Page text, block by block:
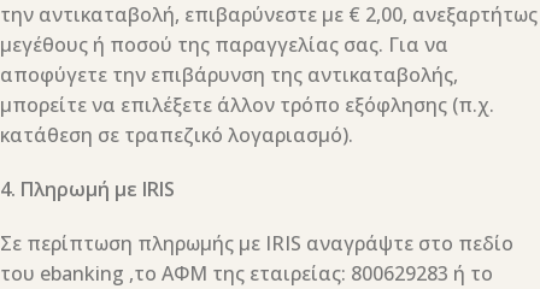
την αντικαταβολή, επιβαρύνεστε με € 2,00, ανεξαρτήτως
μεγέθους ή ποσού της παραγγελίας σας. Για να
αποφύγετε την επιβάρυνση της αντικαταβολής,
μπορείτε να επιλέξετε άλλον τρόπο εξόφλησης (π.χ.
κατάθεση σε τραπεζικό λογαριασμό).
4. Πληρωμή με IRIS
Σε περίπτωση πληρωμής με IRIS αναγράψτε στο πεδίο
του ebanking ,το ΑΦΜ της εταιρείας: 800629283 ή το